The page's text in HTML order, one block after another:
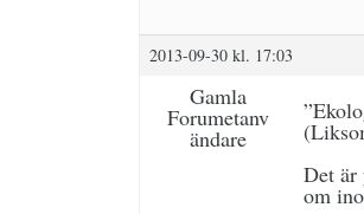
2013-09-30 kl. 17:03
Gamla
Forumetanv
ändare
Det är
om